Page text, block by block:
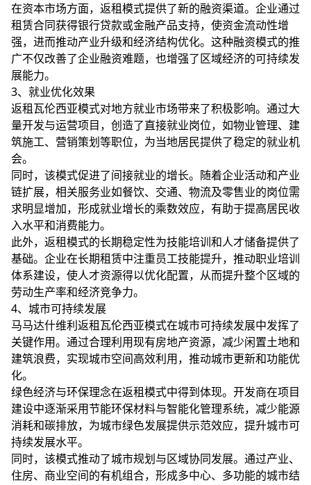
在资本市场方面，返租模式提供了新的融资渠道。企业通过
租赁合同获得银行贷款或金融产品支持，使资金流动性增
强，进而推动产业升级和经济结构优化。这种融资模式的推
广不仅改善了企业融资难题，也增强了区域经济的可持续发
展能力。
3、就业优化效果
返租瓦伦西亚模式对地方就业市场带来了积极影响。通过大
量开发与运营项目，创造了直接就业岗位，如物业管理、建
筑施工、营销策划等职位，为当地居民提供了稳定的就业机
会。
同时，该模式促进了间接就业的增长。随着企业活动和产业
链扩展，相关服务业如餐饮、交通、物流及零售业的岗位需
求明显增加，形成就业增长的乘数效应，有助于提高居民收
入水平和消费能力。
此外，返租模式的长期稳定性为技能培训和人才储备提供了
基础。企业在长期租赁中注重员工技能提升，推动职业培训
体系建设，使人才资源得以优化配置，从而提升整个区域的
劳动生产率和经济竞争力。
4、城市可持续发展
马马达什维利返租瓦伦西亚模式在城市可持续发展中发挥了
关键作用。通过合理利用现有房地产资源，减少闲置土地和
建筑浪费，实现城市空间高效利用，推动城市更新和功能优
化。
绿色经济与环保理念在返租模式中得到体现。开发商在项目
建设中逐渐采用节能环保材料与智能化管理系统，减少能源
消耗和碳排放，为城市绿色发展提供示范效应，提升城市可
持续发展水平。
同时，该模式推动了城市规划与区域协同发展。通过产业、
住房、商业空间的有机组合，形成多中心、多功能的城市结